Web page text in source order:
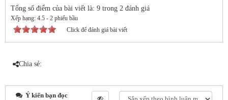
Tổng số điểm của bài viết là: 9 trong 2 đánh giá
Xếp hạng: 4.5 - 2 phiếu bầu
Click để đánh giá bài viết
Chia sẻ:
Ý kiến bạn đọc